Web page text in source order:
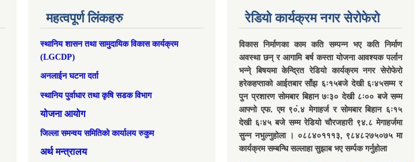
महत्वपूर्ण लिंकहरु
स्थानिय शासन तथा सामुदायिक विकास कार्यक्रम
(LGCDP)
अनलाईन घटना दर्ता
स्थानिय पुर्वाधार तथा कृषि सडक विभाग
योजना आयोग
जिल्ला समन्वय समितिको कार्यालय रुकुम
अर्थ मन्त्रालय
रेडियो कार्यक्रम नगर सेरोफेरो
विकास निर्माणका काम कति सम्पन्न भए कति निर्माण
अवस्था छन् र आगामि बर्ष कस्ता योजना आवश्यक पर्लान
भन्ने् बिषयमा केन्द्रित रेडियो कार्यक्रम नगर सेरोफेरो
हरेकहप्ताको आईतबार साँझ ६ः१५बजे देखी ६ः४५सम्म र
पुन प्रशारण सोमबार बिहान ७ः३० देखी ८ः०० बजे सम्म
आफ्नो एफ. एम ९०ं.४ मेगाहर्ज र सोमबार बिहान ६ः१५
देखी ६ः४५ बजे सम्म रेडियो चौरजहारी ९४.८ मेगाहर्जमा
सुन्न नभुल्नुहोला । ०८८४०१११३, ९८४८२७५०७५ मा
कार्यक्रम सम्बन्धि सल्लाहा सुझाब भए सर्म्पक गर्नुहोला